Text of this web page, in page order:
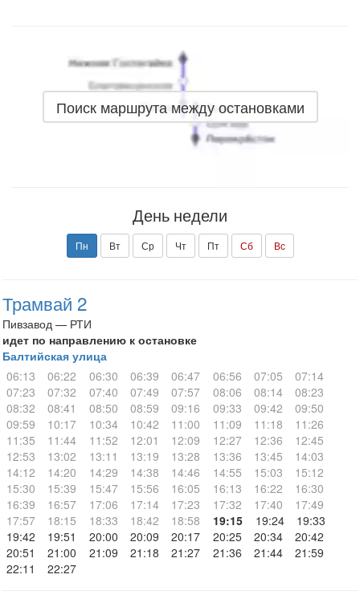
Поиск маршрута между остановками
День недели
Пн Вт Ср Чт Пт Сб Вс
Трамвай 2
Пивзавод — РТИ
идет по направлению к остановке
Балтийская улица
06:13
06:22 06:30 06:39 06:47 06:56 07:05
07:14
07:23
07:32 07:40 07:49 07:57 08:06 08:14
08:23
08:32
08:41 08:50 08:59 09:16 09:33 09:42
09:50
09:59
10:17 10:34 10:42 11:00 11:09 11:18
11:26
11:35
11:44 11:52 12:01 12:09 12:27 12:36
12:45
12:53
13:02 13:11 13:19 13:28 13:36 13:45
14:03
14:12
14:20 14:29 14:38 14:46 14:55 15:03
15:12
15:30
15:39 15:47 15:56 16:05 16:13 16:22
16:30
16:39
16:57 17:06 17:14 17:23 17:32 17:40
17:49
17:57
18:15 18:33 18:42 18:58 19:15 19:24
19:33
19:42
19:51 20:00 20:09 20:17 20:25 20:34
20:42
20:51
21:00 21:09 21:18 21:27 21:36 21:44
21:59
22:11
22:27